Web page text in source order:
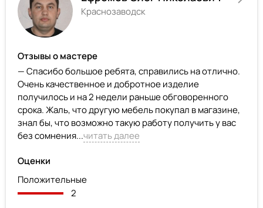
Краснозаводск
Отзывы о мастере
— Спасибо большое ребята, справились на отлично.
Очень качественное и добротное изделие
получилось и на 2 недели раньше обговоренного
срока. Жаль, что другую мебель покупал в магазине,
знал бы, что возможно такую работу получить у вас
без сомнения...читать далее
Оценки
Положительные
2